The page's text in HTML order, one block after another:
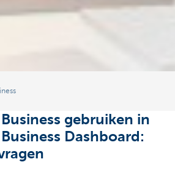
gebruiken in
Dashboard: